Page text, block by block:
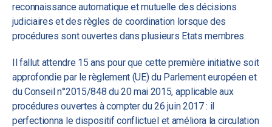
reconnaissance automatique et mutuelle des décisions
judiciaires et des règles de coordination lorsque des
procédures sont ouvertes dans plusieurs Etats membres.
Il fallut attendre 15 ans pour que cette première initiative soit
approfondie par le règlement (UE) du Parlement européen et
du Conseil n°2015/848 du 20 mai 2015, applicable aux
procédures ouvertes à compter du 26 juin 2017 : il
perfectionna le dispositif conflictuel et améliora la circulation